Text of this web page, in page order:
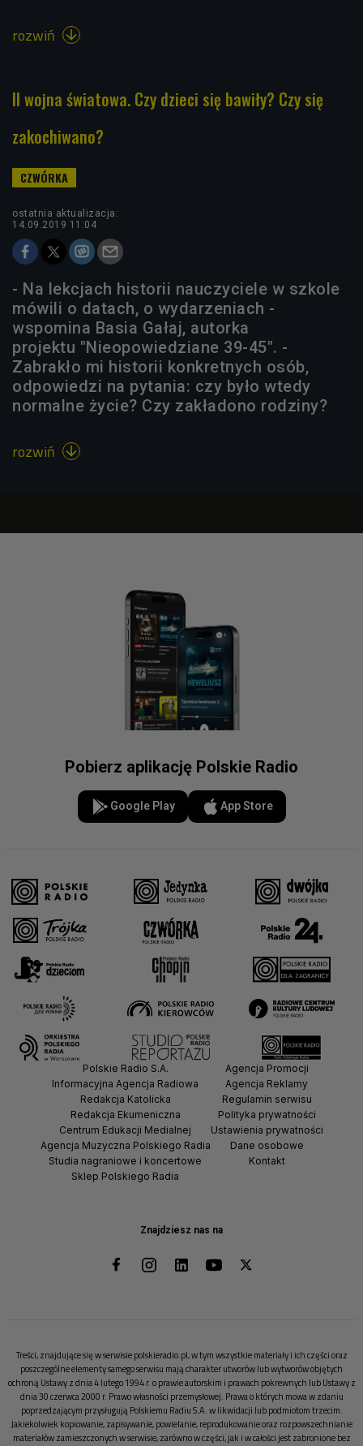
rozwiń 
II wojna światowa. Czy dzieci się bawiły? Czy się
zakochiwano?
ostatnia aktualizacja:
14.09.2019 11:04
- Na lekcjach historii nauczyciele w szkole
mówili o datach, o wydarzeniach -
wspomina Basia Gałaj, autorka
projektu "Nieopowiedziane 39-45". -
Zabrakło mi historii konkretnych osób,
odpowiedzi na pytania: czy było wtedy
normalne życie? Czy zakładono rodziny?
rozwiń 
Pobierz aplikację Polskie Radio
Google Play App Store
Znajdziesz nas na
Polskie Radio S.A.
Informacyjna Agencja Radiowa
Redakcja Katolicka
Redakcja Ekumeniczna
Centrum Edukacji Medialnej
Agencja Muzyczna Polskiego Radia
Studia nagraniowe i koncertowe
Sklep Polskiego Radia
Agencja Promocji
Agencja Reklamy
Regulamin serwisu
Polityka prywatności
Ustawienia prywatności
Dane osobowe
Kontakt
Treści, znajdujące się w serwisie polskieradio.pl, w tym wszystkie materiały i ich części oraz
poszczególne elementy samego serwisu mają charakter utworów lub wytworów objętych
ochroną Ustawy z dnia 4 lutego 1994 r. o prawie autorskim i prawach pokrewnych lub Ustawy z
dnia 30 czerwca 2000 r. Prawo własności przemysłowej. Prawa o których mowa w zdaniu
poprzedzającym przysługują Polskiemu Radiu S.A. w likwidacji lub podmiotom trzecim.
Jakiekolwiek kopiowanie, zapisywanie, powielanie, reprodukowanie oraz rozpowszechnianie
materiałów zamieszczonych w serwisie, zarówno w części, jak i w całości jest zabronione bez